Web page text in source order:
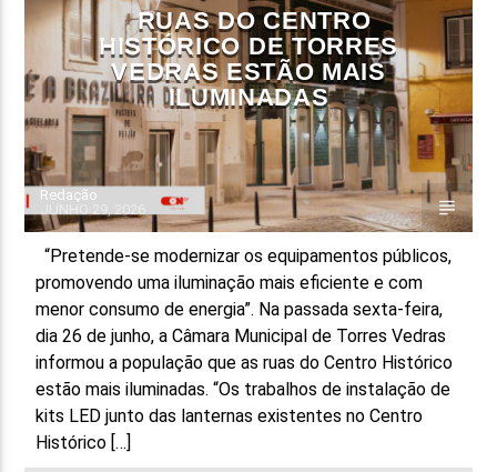
RUAS DO CENTRO
HISTÓRICO DE TORRES
VEDRAS ESTÃO MAIS
ILUMINADAS
Redação
“Pretende-se modernizar os equipamentos públicos,
promovendo uma iluminação mais eficiente e com
menor consumo de energia”. Na passada sexta-feira,
dia 26 de junho, a Câmara Municipal de Torres Vedras
informou a população que as ruas do Centro Histórico
estão mais iluminadas. “Os trabalhos de instalação de
kits LED junto das lanternas existentes no Centro
Histórico […]